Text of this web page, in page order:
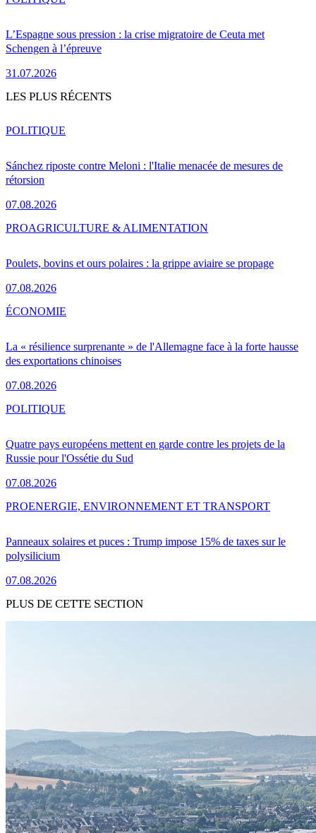
L’Espagne sous pression : la crise migratoire de Ceuta met
Schengen à l’épreuve
31.07.2026
LES PLUS RÉCENTS
Sánchez riposte contre Meloni : l'Italie menacée de mesures de
rétorsion
07.08.2026
POLITIQUE
Poulets, bovins et ours polaires : la grippe aviaire se propage
07.08.2026
PROAGRICULTURE & ALIMENTATION
La « résilience surprenante » de l'Allemagne face à la forte hausse
des exportations chinoises
07.08.2026
ÉCONOMIE
Quatre pays européens mettent en garde contre les projets de la
Russie pour l'Ossétie du Sud
07.08.2026
POLITIQUE
Panneaux solaires et puces : Trump impose 15% de taxes sur le
polysilicium
07.08.2026
PROENERGIE, ENVIRONNEMENT ET TRANSPORT
PLUS DE CETTE SECTION